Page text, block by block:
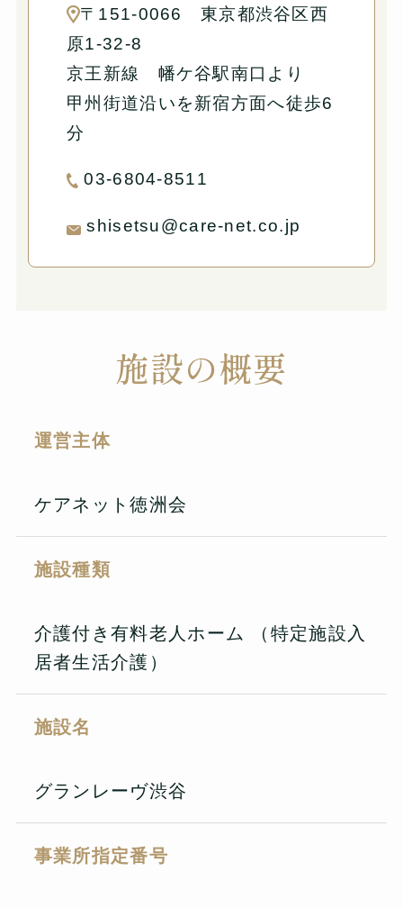
〒151-0066 東京都渋谷区西
原1-32-8
京王新線 幡ケ谷駅南口より
甲州街道沿いを新宿方面へ徒歩6
分
03-6804-8511
shisetsu@care-net.co.jp
施設の概要
運営主体
ケアネット徳洲会
施設種類
介護付き有料老人ホーム （特定施設入
居者生活介護）
施設名
グランレーヴ渋谷
事業所指定番号